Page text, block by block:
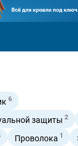
6
защиты 2
Проволока 1